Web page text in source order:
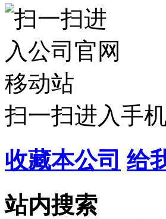
扫一扫进入手
收藏本公司 给
站内搜索